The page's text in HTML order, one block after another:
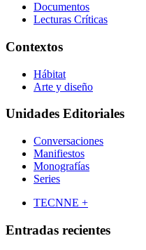
Documentos
Lecturas Críticas
Contextos
Hábitat
Arte y diseño
Unidades Editoriales
Conversaciones
Manifiestos
Monografías
Series
TECNNE +
Entradas recientes